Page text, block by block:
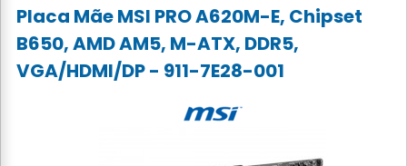
Placa Mãe MSI PRO A620M-E, Chipset
B650, AMD AM5, M-ATX, DDR5,
VGA/HDMI/DP - 911-7E28-001